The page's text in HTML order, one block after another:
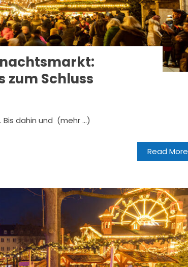
zum Schluss
Bis dahin und (mehr …)
Read More